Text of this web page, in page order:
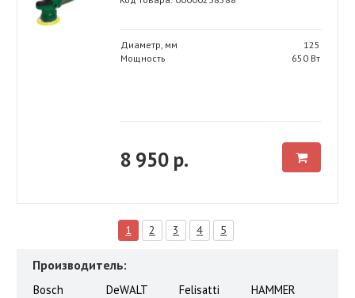
Диаметр, мм
125
Мощность
650 Вт
8 950 р.
1 2 3 4 5
Производитель:
Bosch DeWALT Felisatti
HAMMER